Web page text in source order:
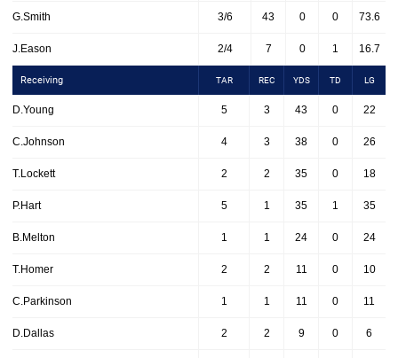
G.Smith 3/6 43 0 0 73.6
J.Eason 2/4 7 0 1 16.7
Receiving TAR REC YDS TD LG
D.Young 5 3 43 0 22
C.Johnson 4 3 38 0 26
T.Lockett 2 2 35 0 18
P.Hart 5 1 35 1 35
B.Melton 1 1 24 0 24
T.Homer 2 2 11 0 10
C.Parkinson 1 1 11 0 11
D.Dallas 2 2 9 0 6